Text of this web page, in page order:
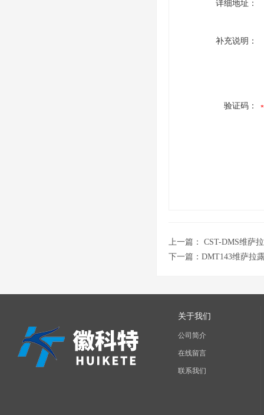
详细地址：
补充说明：
验证码：
上一篇： CST-DMS维萨
下一篇： DMT143维萨拉
关于我们
公司简介
在线留言
联系我们